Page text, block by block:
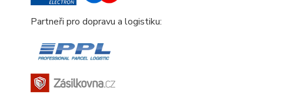
Partneři pro dopravu a logistiku: